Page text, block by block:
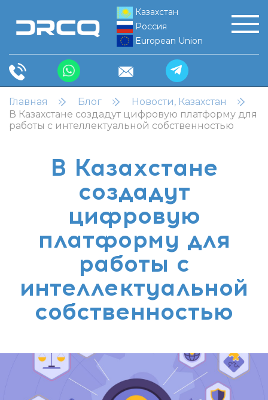
Казахстан
Россия
European Union
Главная Блог
Новости, Казахстан
В Казахстане создадут цифровую платформу для
работы с интеллектуальной собственностью
В Казахстане
создадут
цифровую
платформу для
работы с
интеллектуальной
собственностью